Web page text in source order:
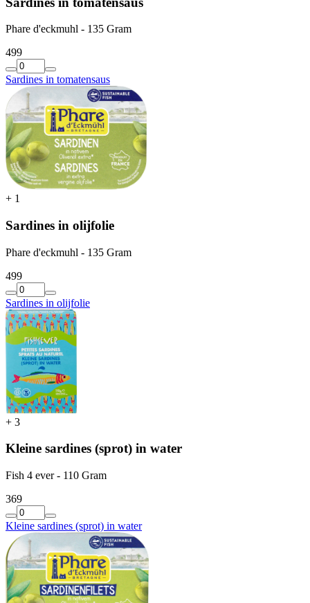
Phare d'eckmuhl - 135 Gram
499
Sardines in tomatensaus
+ 1
Sardines in olijfolie
Phare d'eckmuhl - 135 Gram
499
Sardines in olijfolie
+ 3
Kleine sardines (sprot) in water
Fish 4 ever - 110 Gram
369
Kleine sardines (sprot) in water